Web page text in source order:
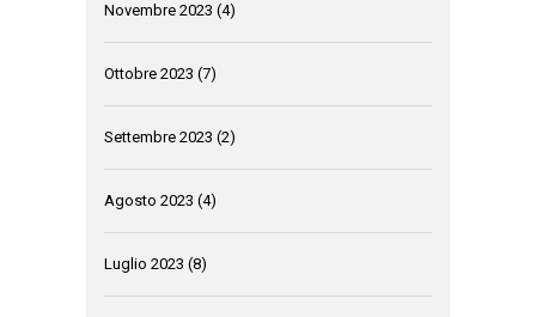
Novembre 2023 (4)
Ottobre 2023 (7)
Settembre 2023 (2)
Agosto 2023 (4)
Luglio 2023 (8)